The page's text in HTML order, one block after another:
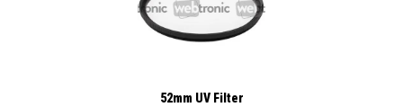
52mm UV Filter